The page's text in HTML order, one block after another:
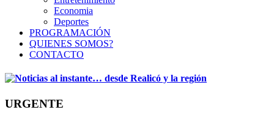
Economia
Deportes
PROGRAMACIÓN
QUIENES SOMOS?
CONTACTO
URGENTE